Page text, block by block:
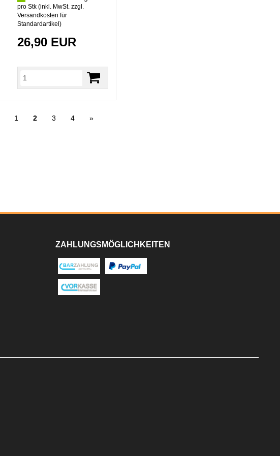
pro Stk (inkl. MwSt. zzgl.
Versandkosten für
Standardartikel )
26,90 EUR
1 2 3 4 »
ZAHLUNGSMÖGLICHKEITEN